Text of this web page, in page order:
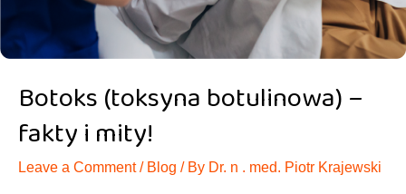
Botoks (toksyna botulinowa) –
fakty i mity!
Leave a Comment / Blog / By Dr. n . med. Piotr Krajewski